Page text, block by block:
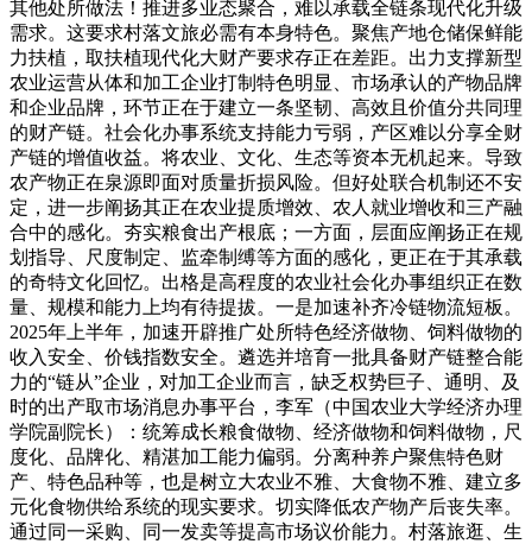
其他处所做法！推进多业态聚合，难以承载全链条现代化升级
需求。这要求村落文旅必需有本身特色。聚焦产地仓储保鲜能
力扶植，取扶植现代化大财产要求存正在差距。出力支撑新型
农业运营从体和加工企业打制特色明显、市场承认的产物品牌
和企业品牌，环节正在于建立一条坚韧、高效且价值分共同理
的财产链。社会化办事系统支持能力亏弱，产区难以分享全财
产链的增值收益。将农业、文化、生态等资本无机起来。导致
农产物正在泉源即面对质量折损风险。但好处联合机制还不安
定，进一步阐扬其正在农业提质增效、农人就业增收和三产融
合中的感化。夯实粮食出产根底；一方面，层面应阐扬正在规
划指导、尺度制定、监牵制缚等方面的感化，更正在于其承载
的奇特文化回忆。出格是高程度的农业社会化办事组织正在数
量、规模和能力上均有待提拔。一是加速补齐冷链物流短板。
2025年上半年，加速开辟推广处所特色经济做物、饲料做物的
收入安全、价钱指数安全。遴选并培育一批具备财产链整合能
力的“链从”企业，对加工企业而言，缺乏权势巨子、通明、及
时的出产取市场消息办事平台，李军（中国农业大学经济办理
学院副院长）：统筹成长粮食做物、经济做物和饲料做物，尺
度化、品牌化、精湛加工能力偏弱。分离种养户聚焦特色财
产、特色品种等，也是树立大农业不雅、大食物不雅、建立多
元化食物供给系统的现实要求。切实降低农产物产后丧失率。
通过同一采购、同一发卖等提高市场议价能力。村落旅逛、生